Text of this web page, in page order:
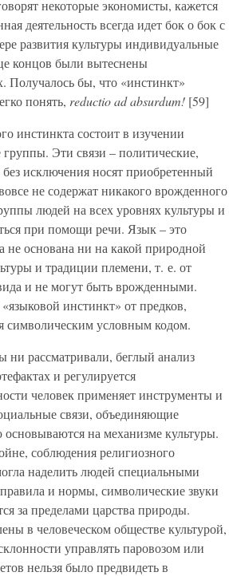
некоторые экономисты, кажется
деятельность всегда идет бок о бок с
развития культуры индивидуальные
концов были вытеснены
Получалось бы, что «инстинкт»
понять, reductio ad absurdum! [59]
инстинкта состоит в изучении
Эти связи – политические,
исключения носят приобретенный
не содержат никакого врожденного
людей на всех уровнях культуры и
при помощи речи. Язык – это
основана ни на какой природной
и традиции племени, т. е. от
и не могут быть врожденными.
инстинкт» от предков,
символическим условным кодом.
рассматривали, беглый анализ
и регулируется
человек применяет инструменты и
связи, объединяющие
на механизме культуры.
соблюдения религиозного
наделить людей специальными
и нормы, символические звуки
за пределами царства природы.
в человеческом обществе культурой,
управлять паровозом или
нельзя было предвидеть в